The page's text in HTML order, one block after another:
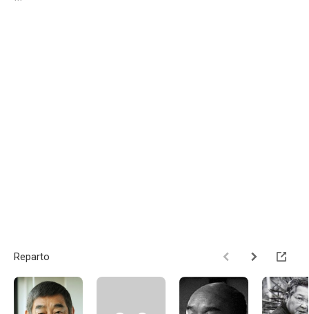
Reparto